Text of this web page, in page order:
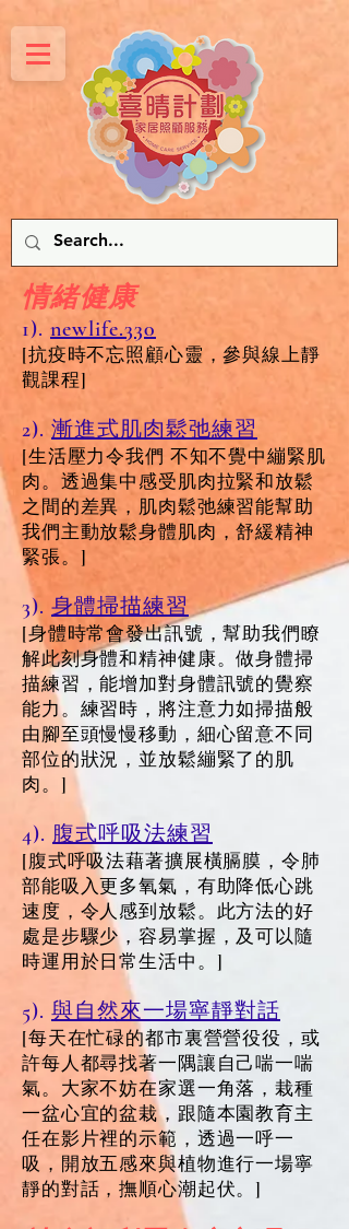
情緒健康
1). newlife.330
[抗疫時不忘照顧心靈，參與線上靜
觀課程]
2). 漸進式肌肉鬆弛練習
[生活壓力令我們 不知不覺中繃緊肌
肉。透過集中感受肌肉拉緊和放鬆
之間的差異，肌肉鬆弛練習能幫助
我們主動放鬆身體肌肉，舒緩精神
緊張。]
3). 身體掃描練習
[身體時常會發出訊號，幫助我們瞭
解此刻身體和精神健康。做身體掃
描練習，能增加對身體訊號的覺察
能力。練習時，將注意力如掃描般
由腳至頭慢慢移動，細心留意不同
部位的狀況，並放鬆繃緊了的肌
肉。]
4). 腹式呼吸法練習
[腹式呼吸法藉著擴展橫膈膜，令肺
部能吸入更多氧氣，有助降低心跳
速度，令人感到放鬆。此方法的好
處是步驟少，容易掌握，及可以隨
時運用於日常生活中。]
5). 與自然來一場寧靜對話
[每天在忙碌的都市裏營營役役，或
許每人都尋找著一隅讓自己喘一喘
氣。大家不妨在家選一角落，栽種
一盆心宜的盆栽，跟隨本園教育主
任在影片裡的示範，透過一呼一
吸，開放五感來與植物進行一場寧
靜的對話，撫順心潮起伏。]